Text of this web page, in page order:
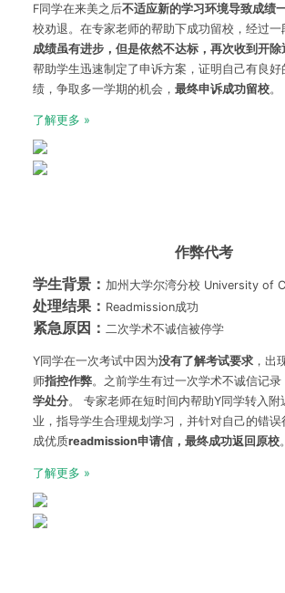
F同学在来美之后不适应新的学习环境导致成绩
校劝退。在专家老师的帮助下成功留校，经过一
成绩虽有进步，但是依然不达标，再次收到开除
帮助学生迅速制定了申诉方案，证明自己有良
绩，争取多一学期的机会， 最终申诉成功留校。
了解更多 »
作弊代考
学生背景： 加州大学尔湾分校 University of
处理结果： Readmission成功
紧急原因： 二次学术不诚信被停学
Y同学在一次考试中因为没有了解考试要求，出
师指控作弊。之前学生有过一次学术不诚信记录
学处分。 专家老师在短时间内帮助Y同学转入附
业，指导学生合理规划学习，并针对自己的错
成优质readmission申请信，最终成功返回原校。
了解更多 »